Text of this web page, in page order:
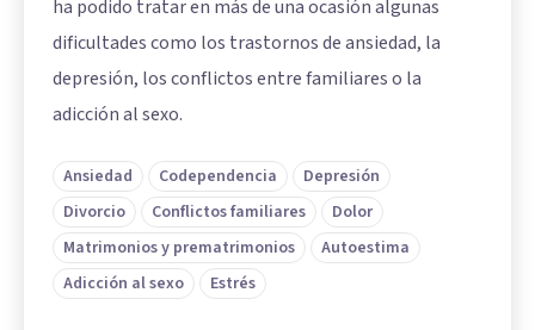
ha podido tratar en más de una ocasión algunas
dificultades como los trastornos de ansiedad, la
depresión, los conflictos entre familiares o la
adicción al sexo.
Ansiedad Codependencia
Depresión
Divorcio
Conflictos familiares
Dolor
Matrimonios y prematrimonios
Autoestima
Adicción al sexo
Estrés